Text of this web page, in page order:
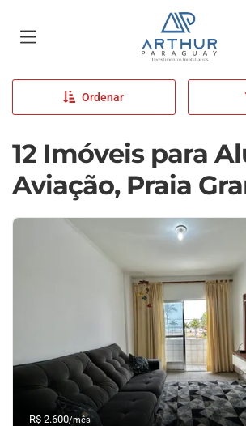
Página inicial
Ordenar
12 Imóveis para
Aviação, Praia
R$ 2.600/mês